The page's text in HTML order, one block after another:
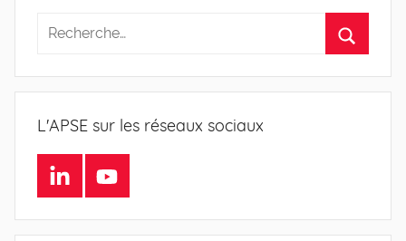
L'APSE sur les réseaux sociaux
LinkedInYoutube